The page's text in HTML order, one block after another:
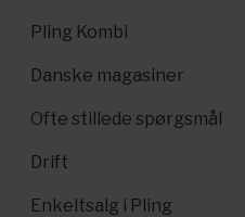
Pling Kombi
Danske magasiner
Ofte stillede spørgsmål
Drift
Enkeltsalg i Pling